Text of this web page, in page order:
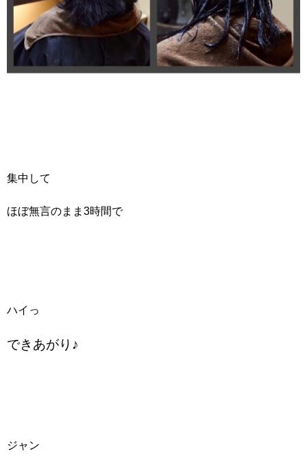
集中して
ほぼ無言のまま3時間で
ハイっ
できあがり♪
ジャン